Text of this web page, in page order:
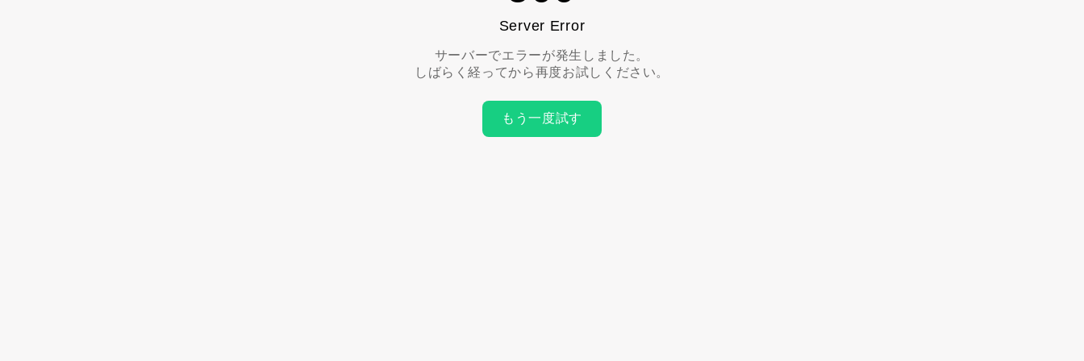
Server Error
サーバーでエラーが発生しました。
しばらく経ってから再度お試しください。
もう一度試す